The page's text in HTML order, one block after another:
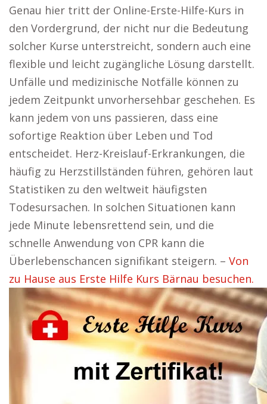
Genau hier tritt der Online-Erste-Hilfe-Kurs in
den Vordergrund, der nicht nur die Bedeutung
solcher Kurse unterstreicht, sondern auch eine
flexible und leicht zugängliche Lösung darstellt.
Unfälle und medizinische Notfälle können zu
jedem Zeitpunkt unvorhersehbar geschehen. Es
kann jedem von uns passieren, dass eine
sofortige Reaktion über Leben und Tod
entscheidet. Herz-Kreislauf-Erkrankungen, die
häufig zu Herzstillständen führen, gehören laut
Statistiken zu den weltweit häufigsten
Todesursachen. In solchen Situationen kann
jede Minute lebensrettend sein, und die
schnelle Anwendung von CPR kann die
Überlebenschancen signifikant steigern. – Von
zu Hause aus Erste Hilfe Kurs Bärnau besuchen.